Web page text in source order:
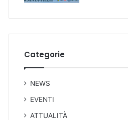
Categorie
NEWS
EVENTI
ATTUALITÀ